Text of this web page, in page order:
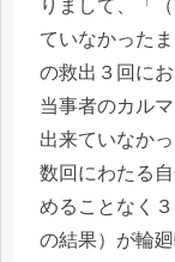
りまして、「
ていなかった
の救出３回に
当事者のカル
出来ていなか
数回にわたる
めることなく
の結果）が輪